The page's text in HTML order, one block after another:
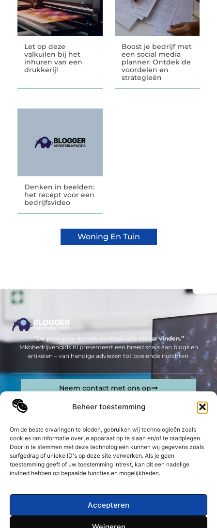
Beheer toestemming
Om de beste ervaringen te bieden, gebruiken wij technologieën zoals
cookies om informatie over je apparaat op te slaan en/of te raadplegen.
Door in te stemmen met deze technologieën kunnen wij gegevens zoals
surfgedrag of unieke ID's op deze site verwerken. Als je geen
toestemming geeft of uw toestemming intrekt, kan dit een nadelige
invloed hebben op bepaalde functies en mogelijkheden.
Accepteren
Let op deze
valkuilen bij het
inhuren van een
drukkerij!
Boost je bedrijf met
een social media
planner: Ontdek de
voordelen en
strategieën
Denken in beelden:
het recept voor een
bedrijfsvideo
Woning En Tuin
“De plek waar kennis en inspiratie elkaar vinden.”
Mkbbedrijvengids.nl presenteert een breed scala aan blogs en
artikelen – van handige adviezen tot boeiende inzichten.
Sitelinks
De best gelezen stukken op een rij
Alles wat je moet weten over scooter rijlessen
Onvergetelijke Wedstrijden: Voetbalreizen
waarom het belangrijk is
Neem contact met ons op